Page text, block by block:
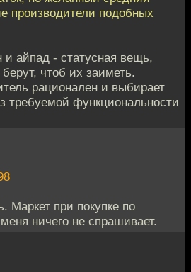
производители подобных
айпад - статусная вещь,
чтоб их заиметь.
рационален и выбирает
требуемой функциональности
Маркет при покупке по
ничего не спрашивает.